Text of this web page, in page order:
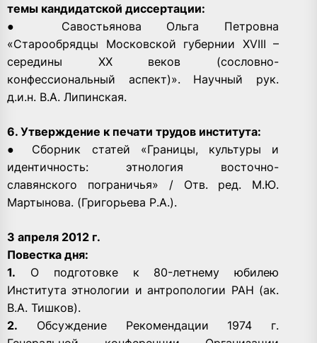
темы кандидатской диссертации:
● Савостьянова Ольга Петровна
«Старообрядцы Московской губернии XVIII –
середины ХХ веков (сословно-
конфессиональный аспект)». Научный рук.
д.и.н. В.А. Липинская.
6. Утверждение к печати трудов института:
● Сборник статей «Границы, культуры и
идентичность: этнология восточно-
славянского пограничья» / Отв. ред. М.Ю.
Мартынова. (Григорьева Р.А.).
3 апреля 2012 г.
Повестка дня:
1. О подготовке к 80-летнему юбилею
Института этнологии и антропологии РАН (ак.
В.А. Тишков).
2. Обсуждение Рекомендации 1974 г.